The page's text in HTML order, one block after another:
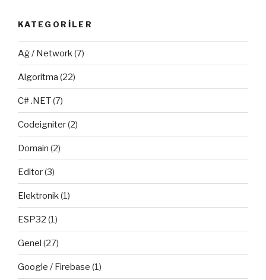
KATEGORILER
Ağ / Network(7)
Algoritma (22)
C# .NET(7)
Codeigniter(2)
Domain (2)
Editor(3)
Elektronik(1)
ESP32 (1)
Genel (27)
Google / Firebase (1)